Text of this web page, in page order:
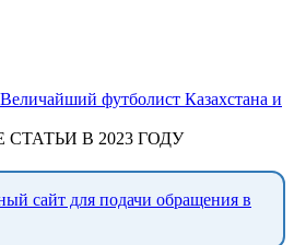
футболист Казахстана и
В 2023 ГОДУ
сайт для подачи обращения в